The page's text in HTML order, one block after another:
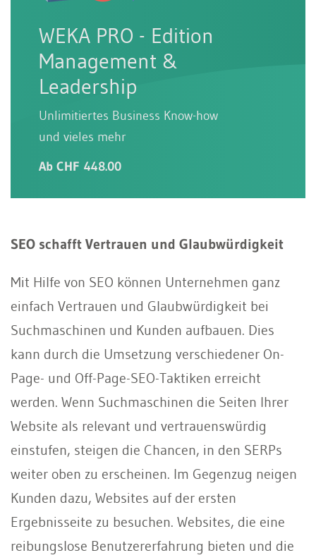
WEKA PRO - Edition
Management &
Leadership
Unlimitiertes Business Know-how
und vieles mehr
Ab CHF 448.00
SEO schafft Vertrauen und Glaubwürdigkeit
Mit Hilfe von SEO können Unternehmen ganz
einfach Vertrauen und Glaubwürdigkeit bei
Suchmaschinen und Kunden aufbauen. Dies
kann durch die Umsetzung verschiedener On-
Page- und Off-Page-SEO-Taktiken erreicht
werden. Wenn Suchmaschinen die Seiten Ihrer
Website als relevant und vertrauenswürdig
einstufen, steigen die Chancen, in den SERPs
weiter oben zu erscheinen. Im Gegenzug neigen
Kunden dazu, Websites auf der ersten
Ergebnisseite zu besuchen. Websites, die eine
reibungslose Benutzererfahrung bieten und die